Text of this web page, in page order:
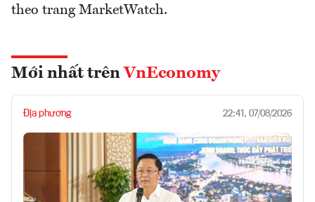
theo trang MarketWatch.
Mới nhất trên VnEconomy
Địa phương 22:41, 07/08/2026